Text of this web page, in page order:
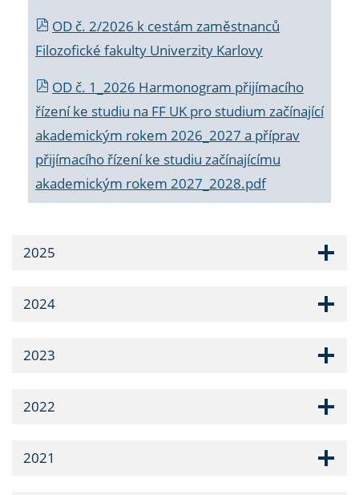
OD č. 2/2026 k cestám zaměstnanců
Filozofické fakulty Univerzity Karlovy
OD č. 1_2026 Harmonogram přijímacího
řízení ke studiu na FF UK pro studium začínající
akademickým rokem 2026_2027 a příprav
přijímacího řízení ke studiu začínajícímu
akademickým rokem 2027_2028.pdf
2025
2024
2023
2022
2021